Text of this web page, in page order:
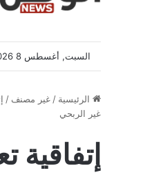
السبت, أغسطس 8 2026
الرئيسية / غير مصنف /
غير الربحي
إتفاقية